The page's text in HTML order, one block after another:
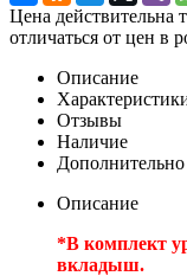
Цена действительна
отличаться от цен в
Описание
Отзывы
Наличие
Дополнительно
Описание
*В комплект
вкладыш.